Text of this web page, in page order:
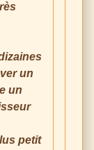
un
un
petit